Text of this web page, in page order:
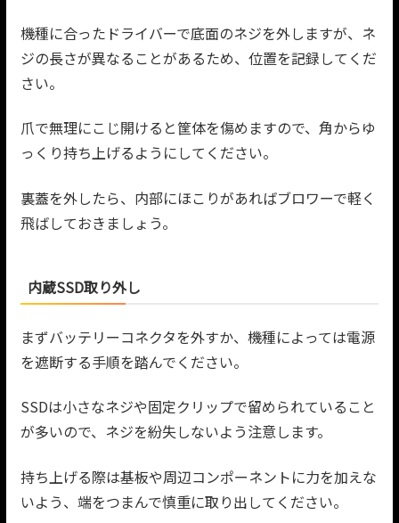
機種に合ったドライバーで底面のネジを外しますが、ネ
ジの長さが異なることがあるため、位置を記録してくだ
さい。
爪で無理にこじ開けると筐体を傷めますので、角からゆ
っくり持ち上げるようにしてください。
裏蓋を外したら、内部にほこりがあればブロワーで軽く
飛ばしておきましょう。
内蔵SSD取り外し
まずバッテリーコネクタを外すか、機種によっては電源
を遮断する手順を踏んでください。
SSDは小さなネジや固定クリップで留められていること
が多いので、ネジを紛失しないよう注意します。
持ち上げる際は基板や周辺コンポーネントに力を加えな
いよう、端をつまんで慎重に取り出してください。